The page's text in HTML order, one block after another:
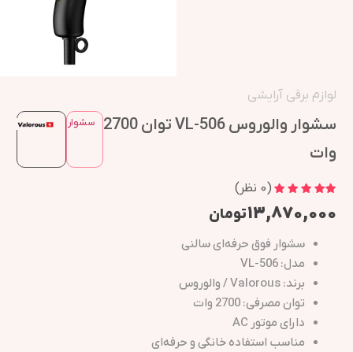
لوازم برقی آرایشی
سشوار والوروس VL-506 توان 2700
وات
سشوار
(
0 نظر)
۱۳,۸۷۰,۰۰۰تومان
سشوار فوق حرفه‌ای سالنی
مدل: VL-506
برند: Valorous / والوروس
توان مصرفی: 2700 وات
دارای موتور AC
مناسب استفاده خانگی و حرفه‌ای